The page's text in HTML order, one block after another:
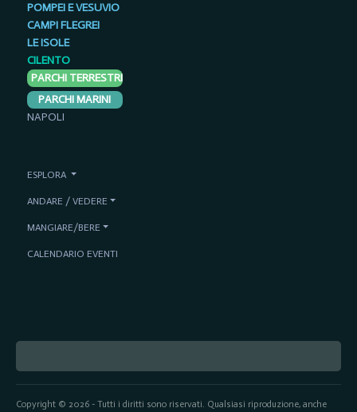
Copyright © 2026 - Tutti i diritti sono riservati. Qualsiasi riproduzione, anche
POMPEI E VESUVIO
CAMPI FLEGREI
LE ISOLE
CILENTO
PARCHI TERRESTRI
PARCHI MARINI
NAPOLI
ESPLORA
ANDARE / VEDERE
MANGIARE/BERE
CALENDARIO EVENTI